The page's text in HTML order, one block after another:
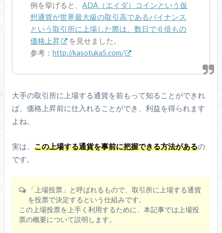
例を挙げると、ADA（エイダ）コインという仮
想通貨が世界最大級の取引高であるバイナンス
という取引所に上場した際は、数日で６倍もの
価格上昇
を見せました。
参考：http://kasotuka5.com/
大手の取引所に上場する通貨を前もって知ることができれ
ば、価格上昇前に仕入れることができ、利益を得られます
よね。
実は、 この上場する通貨を事前に把握できる方法があるの
です。
「上場投票」と呼ばれるもので、取引所に上場する通貨
を投票で決定するという仕組みです。
この上場投票を上手く利用するために、本記事では上場投
票の概要について説明します。